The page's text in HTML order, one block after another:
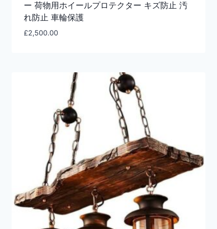
ー 荷物用ホイールプロテクター キズ防止 汚
れ防止 車輪保護
£2,500.00